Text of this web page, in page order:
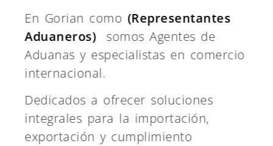
En Gorian como (Representantes
Aduaneros)somos Agentes de
Aduanas y especialistas en comercio
internacional.
Dedicados a ofrecer soluciones
integrales para la importación,
exportación y cumplimiento